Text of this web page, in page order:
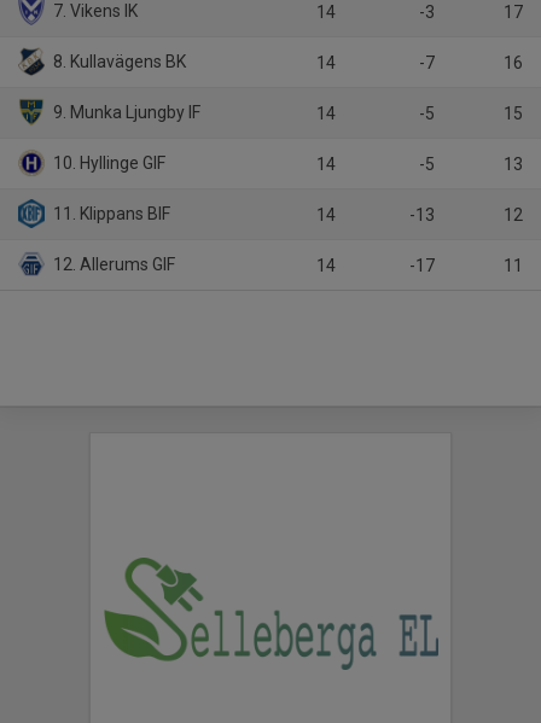
7. Vikens IK 14 -3 17
8. Kullavägens BK 14 -7 16
9. Munka Ljungby IF 14 -5 15
10. Hyllinge GIF 14 -5 13
11. Klippans BIF 14 -13 12
12. Allerums GIF 14 -17 11